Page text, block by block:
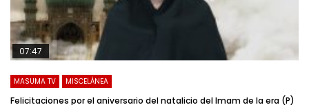
07:47
MASUMA TV MISCELÁNEA
Felicitaciones por el aniversario del natalicio del Imam de la era (P)